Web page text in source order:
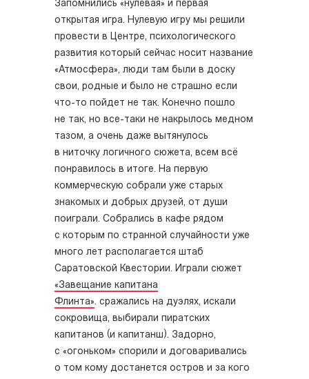
Запомнились «нулевая» и первая
открытая игра. Нулевую игру мы решили
провести в Центре, психологического
развития который сейчас носит название
«Атмосфера», люди там были в доску
свои, родные и было не страшно если
что-то пойдет не так. Конечно пошло
не так, но все-таки не накрылось медном
тазом, а очень даже вытянулось
в ниточку логичного сюжета, всем всё
понравилось в итоге. На первую
коммерческую собрали уже старых
знакомых и добрых друзей, от души
поиграли. Собрались в кафе рядом
с которым по странной случайности уже
много лет располагается штаб
Саратовской Квестории. Играли сюжет
«Завещание капитана
Флинта». сражались на дуэлях, искали
сокровища, выбирали пиратских
капитанов (и капитанш). Задорно,
с «огоньком» спорили и договаривались
о том кому достанется остров и за кого